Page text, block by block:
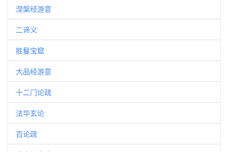
涅槃经游意
二谛义
胜鬘宝窟
大品经游意
十二门论疏
法华玄论
百论疏